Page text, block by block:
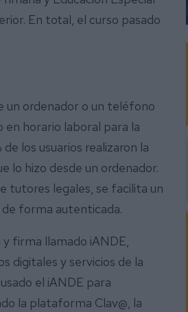
En total, el curso pasado
un ordenador o un teléfono
horario laboral para la
los usuarios realizaron la
lo hizo desde un ordenador.
tutores legales, se facilita un
forma autenticada.
firma llamado iANDE,
digitales y servicios de la
el iANDE para
la plataforma Clav@, la